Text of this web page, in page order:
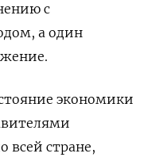
с
а один
экономики
всей стране,